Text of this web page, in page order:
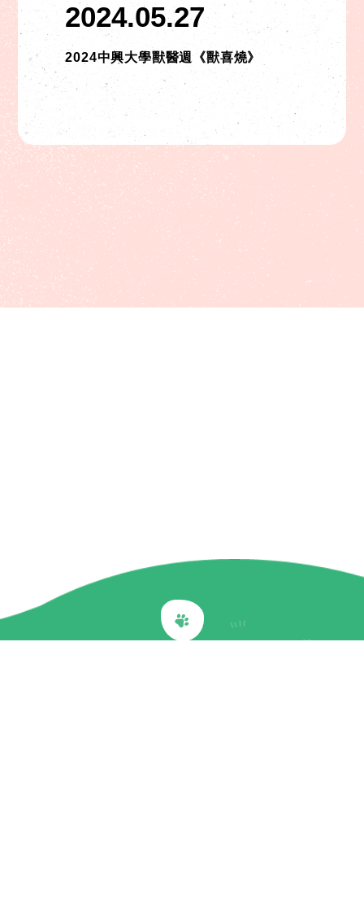
2024.05.27
2024中興大學獸醫週《獸喜燒》